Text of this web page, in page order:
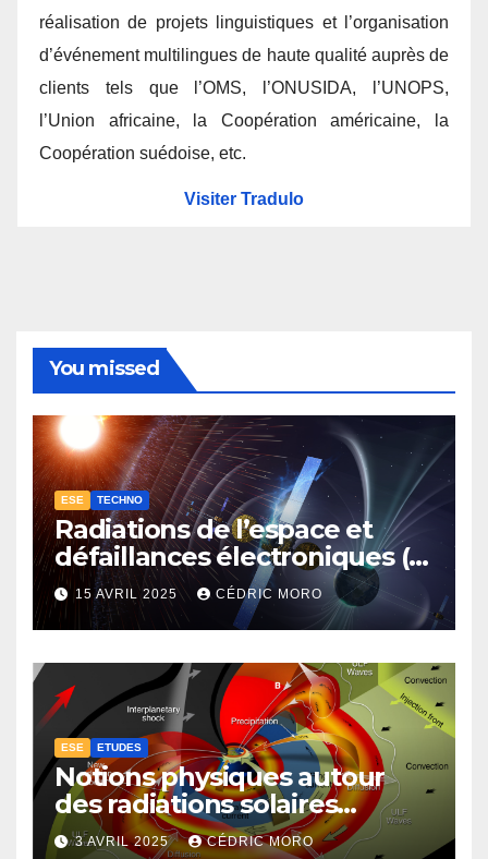
réalisation de projets linguistiques et l’organisation
d’événement multilingues de haute qualité auprès de
clients tels que l’OMS, l’ONUSIDA, l’UNOPS,
l’Union africaine, la Coopération américaine, la
Coopération suédoise, etc.
Visiter Tradulo
You missed
ESE TECHNO
Radiations de l’espace et
défaillances électroniques (1-
4-3-1)
15 AVRIL 2025 CÉDRIC MORO
ESE ETUDES
Notions physiques autour
des radiations solaires
extrêmes (1-4-1)
3 AVRIL 2025 CÉDRIC MORO